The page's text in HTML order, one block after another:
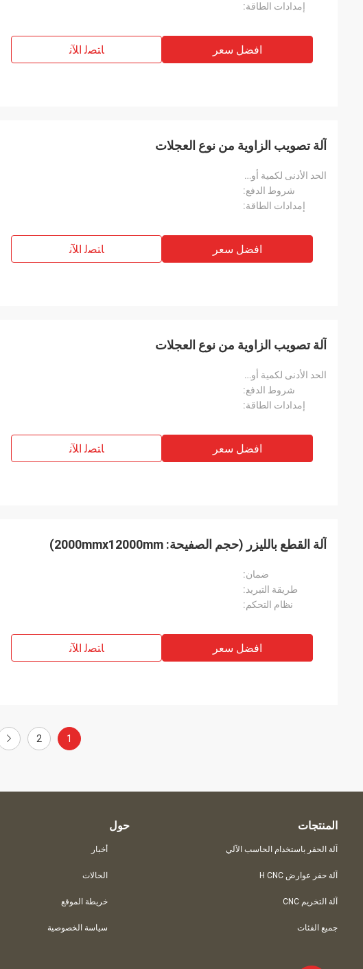
إمدادات الطاقة:
افضل سعر ﺎﺘﺼﻟ ﺍﻶﻧ
آلة تصويب الزاوية من نوع العجلات
الحد الأدنى لكمية أويدر:
شروط الدفع:
إمدادات الطاقة:
افضل سعر ﺎﺘﺼﻟ ﺍﻶﻧ
آلة تصويب الزاوية من نوع العجلات
الحد الأدنى لكمية أويدر:
شروط الدفع:
إمدادات الطاقة:
افضل سعر ﺎﺘﺼﻟ ﺍﻶﻧ
آلة القطع بالليزر (حجم الصفيحة: 2000mmx12000mm)
ضمان:
طريقة التبريد:
نظام التحكم:
افضل سعر ﺎﺘﺼﻟ ﺍﻶﻧ
1
2
حول
أخبار
الحالات
خريطة الموقع
سياسة الخصوصية
المنتجات
آلة الحفر باستخدام الحاسب الآلي
آلة حفر عوارض H CNC
آلة التخريم CNC
جميع الفئات